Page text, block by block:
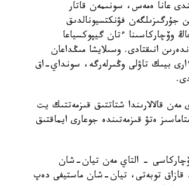
عانا ەمەس، سونىمەن قاتار
جۇرگىزىلگەن فۋنكتسيونالدىق
وۆچاركاسىنا ءتان گيپوكسياعا
انىقتادى. وسىلايشا مىڭداعان
بيىك تاۋلى وڭىرلەرگە، سونداي-اق
قالالارىندا شتاتتىق قىزمەتتىك يت
ەتۋ قىزمەتىندە جوعارى ايماقتىق
- التاي مەن تيان-شان
قازاق توبەتى، تيان-شان ماستيفى دەپ